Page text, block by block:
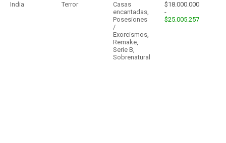
India Terror
Casas
encantadas,
Posesiones
/
Exorcismos,
Remake,
Serie B,
Sobrenatural
$18.000.000
-
$25.005.257